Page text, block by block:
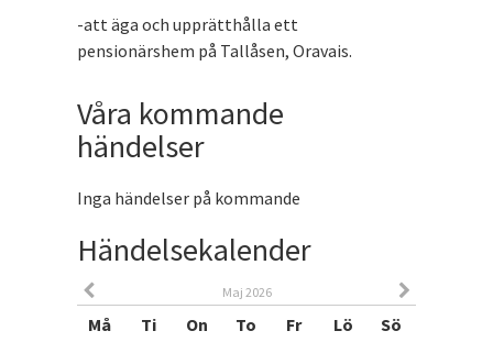
-att äga och upprätthålla ett
pensionärshem på Tallåsen, Oravais.
Våra kommande
händelser
Inga händelser på kommande
Händelsekalender
Maj 2026
Må Ti On To Fr Lö
Sö